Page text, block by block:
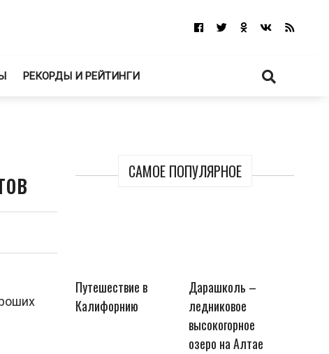
РЕКОРДЫ И РЕЙТИНГИ
САМОЕ ПОПУЛЯРНОЕ
Путешествие в
Калифорнию
Дарашколь –
ледниковое
высокогорное
озеро на Алтае